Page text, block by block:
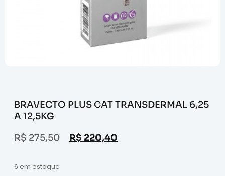
BRAVECTO PLUS CAT TRANSDERMAL 6,25
A 12,5KG
R$275,50 R$ 220,40
6 em estoque